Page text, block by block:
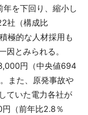
を下回り、縮小し
社（構成比
極的な人材採用も
とみられる。
円（中央値694
また、原発事故や
ていた電力各社が
（前年比2.8％